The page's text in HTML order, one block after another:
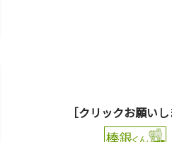
［クリックお願いし